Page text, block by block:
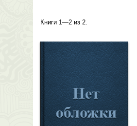
Книги 1—2 из 2.